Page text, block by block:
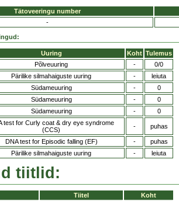
Tätoveeringu number
-
Uuring Koht Tulemus
Põlveuuring -
0/0
Pärilike silmahaiguste uuring -
leiuta
Südameuuring -
0
Südameuuring -
0
Südameuuring - 0
test for Curly coat & dry eye syndrome
(CCS)
- puhas
DNA test for Episodic falling (EF) -
puhas
Pärilike silmahaiguste uuring - leiuta
tiitlid:
Tiitel
Koht